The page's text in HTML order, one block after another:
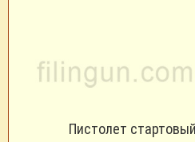
Пистолет